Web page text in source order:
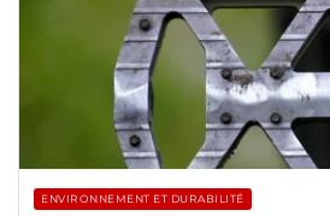
ENVIRONNEMENT ET DURABILITÉ